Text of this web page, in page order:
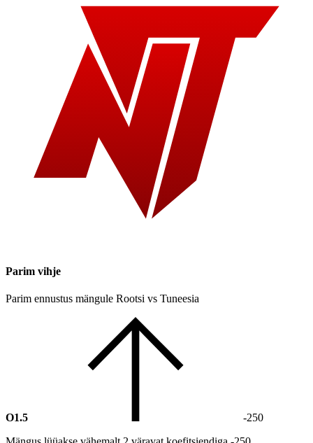
Parim vihje
Parim ennustus mängule Rootsi vs Tuneesia
O1.5
-250